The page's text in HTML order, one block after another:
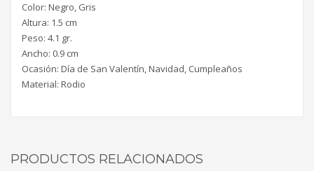
Color: Negro, Gris
Altura: 1.5 cm
Peso: 4.1 gr.
Ancho: 0.9 cm
Ocasión: Día de San Valentín, Navidad, Cumpleaños
Material: Rodio
PRODUCTOS RELACIONADOS